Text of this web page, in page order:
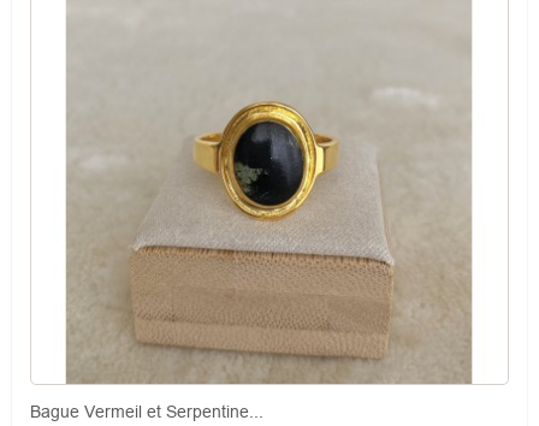
Bague Vermeil et Serpentine...